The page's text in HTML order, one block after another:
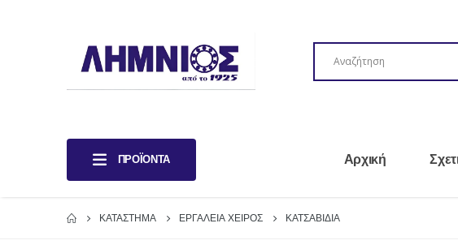
ΠΡΟΪΌΝΤΑ Αρχική
ΚΑΤΆΣΤΗΜΑ ΕΡΓΑΛΕΙΑ ΧΕΙΡΟΣ ΚΑΤΣΑΒΙΔΙΑ